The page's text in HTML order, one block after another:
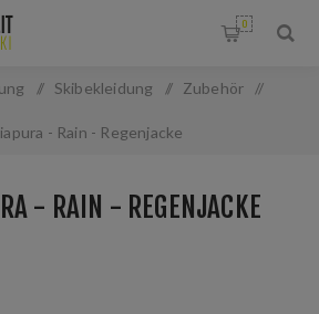
0
/ Skibekleidung / Zubehör /
- Rain - Regenjacke
- RAIN - REGENJACKE